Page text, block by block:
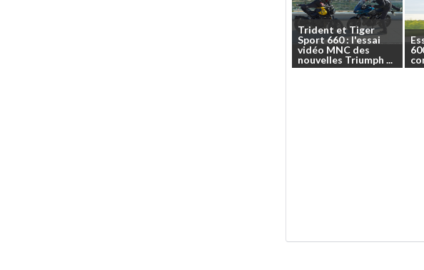
Trident etTiger
Sport660:l'essai
vidéo MNC des
nouvelles Triumph ...